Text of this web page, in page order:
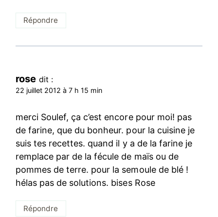
Répondre
rose dit :
22 juillet 2012 à 7 h 15 min
merci Soulef, ça c’est encore pour moi! pas
de farine, que du bonheur. pour la cuisine je
suis tes recettes. quand il y a de la farine je
remplace par de la fécule de maïs ou de
pommes de terre. pour la semoule de blé !
hélas pas de solutions. bises Rose
Répondre